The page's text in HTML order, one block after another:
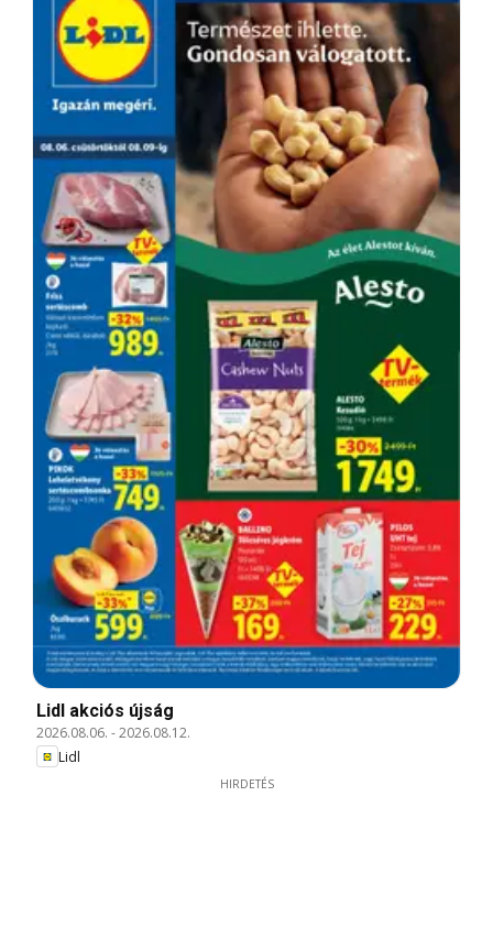
Lidl akciós újság
2026.08.06. -2026.08.12.
Lidl
HIRDETÉS